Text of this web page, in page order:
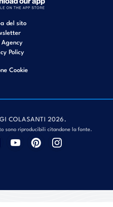
del sito
Policy
Cookie
COLASANTI 2026.
sono riproducibili citandone la fonte.